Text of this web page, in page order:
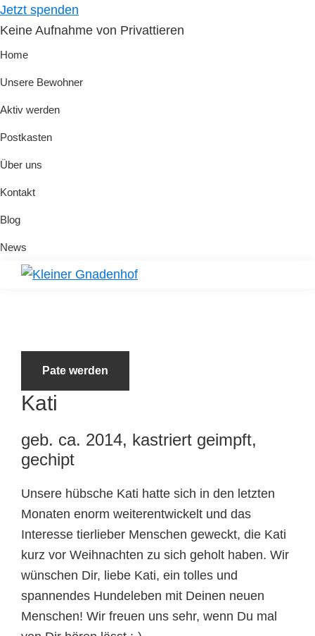
Skip
to
primary
Skip
to
main
Jetzt spenden
Keine Aufnahme von Privattieren
Home
Unsere Bewohner
Aktiv werden
Postkasten
Über uns
Kontakt
Blog
News
Pate werden
Kati
geb. ca. 2014, kastriert geimpft,
gechipt
Unsere hübsche Kati hatte sich in den letzten
Monaten enorm weiterentwickelt und das
Interesse tierlieber Menschen geweckt, die Kati
kurz vor Weihnachten zu sich geholt haben. Wir
wünschen Dir, liebe Kati, ein tolles und
spannendes Hundeleben mit Deinen neuen
Menschen! Wir freuen uns sehr, wenn Du mal